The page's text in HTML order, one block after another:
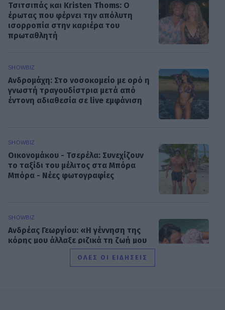
Τσιτσιπάς και Kristen Thoms: Ο
έρωτας που φέρνει την απόλυτη
ισορροπία στην καριέρα του
πρωταθλητή
SHOWBIZ
Ανδρομάχη: Στο νοσοκομείο με ορό η
γνωστή τραγουδίστρια μετά από
έντονη αδιαθεσία σε live εμφάνιση
SHOWBIZ
Οικονομάκου - Τσερέλα: Συνεχίζουν
το ταξίδι του μέλιτος στα Μπόρα
Μπόρα - Νέες φωτογραφίες
SHOWBIZ
Ανδρέας Γεωργίου: «Η γέννηση της
κόρης μου άλλαξε ριζικά τη ζωή μου
και με αναδιαμόρφωσε ως
ΟΛΕΣ ΟΙ ΕΙΔΗΣΕΙΣ